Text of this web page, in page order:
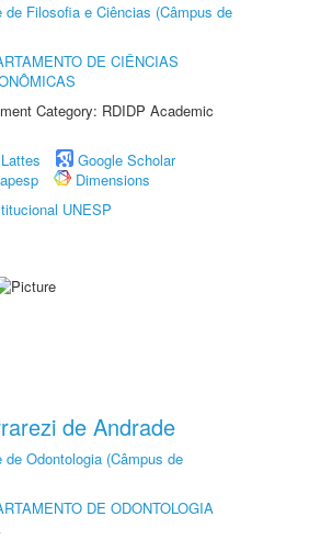
de Filosofia e Ciências (Câmpus de
DE CIÊNCIAS
Category: RDIDP Academic
Google Scholar
Dimensions
UNESP
de Andrade
de Odontologia (Câmpus de
DE ODONTOLOGIA